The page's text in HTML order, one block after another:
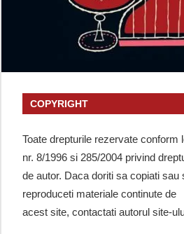
COPYRIGHT
Toate drepturile rezervate conform
nr. 8/1996 si 285/2004 privind
de autor. Daca doriti sa copiati sau
reproduceti materiale continute de
acest site, contactati autorul site-